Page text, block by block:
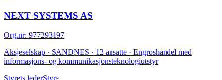
NEXT SYSTEMS AS
Org.nr: 977293197
Aksjeselskap · SANDNES · 12 ansatte · Engroshandel med
informasjons- og kommunikasjonsteknologiutstyr
Styrets lederStyre